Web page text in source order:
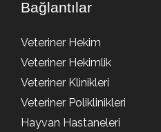
Bağlantılar
Veteriner Hekim
Veteriner Hekimlik
Veteriner Klinikleri
Veteriner Poliklinikleri
Hayvan Hastaneleri